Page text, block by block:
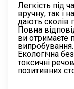
Легкість під
вручну, так і
дають сколів
Повна
ви отримаєте
випробування.
Екологічна
токсичні
позитивних